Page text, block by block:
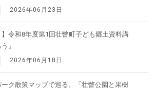
2026年06月23日
】令和8年度第1回壮瞥町子ども郷土資料講
』
2026年06月18日
ク散策マップで巡る。「壮瞥公園と果樹